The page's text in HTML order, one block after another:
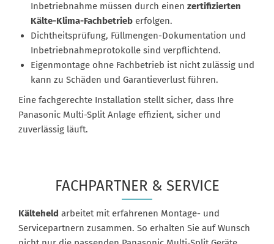
Inbetriebnahme müssen durch einen zertifizierten
Kälte-Klima-Fachbetrieb erfolgen.
Dichtheitsprüfung, Füllmengen-Dokumentation und
Inbetriebnahmeprotokolle sind verpflichtend.
Eigenmontage ohne Fachbetrieb ist nicht zulässig und
kann zu Schäden und Garantieverlust führen.
Eine fachgerechte Installation stellt sicher, dass Ihre
Panasonic Multi-Split Anlage effizient, sicher und
zuverlässig läuft.
FACHPARTNER & SERVICE
Kälteheld arbeitet mit erfahrenen Montage- und
Servicepartnern zusammen. So erhalten Sie auf Wunsch